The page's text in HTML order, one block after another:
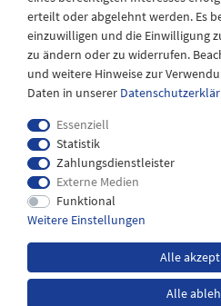
Impressum
Widerrufs­recht
Versandkosten
erteilt oder abgelehnt werden. Es
einzuwilligen und die Einwilligung
zu ändern oder zu widerrufen.
und weitere Hinweise zur
Daten in unserer
Essenziell
Statistik
Zahlungsdienstleister
Externe Medien
Funktional
Weitere Einstellungen
Alle
Alle